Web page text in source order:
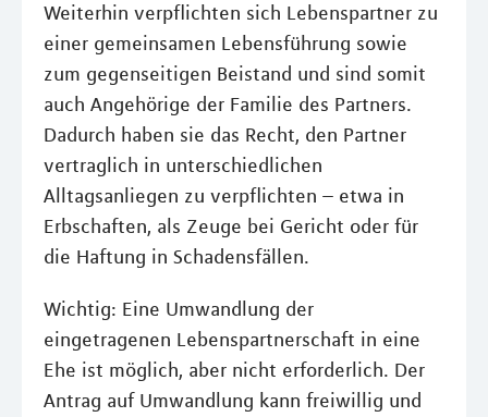
Weiterhin verpflichten sich Lebenspartner zu
einer gemeinsamen Lebensführung sowie
zum gegenseitigen Beistand und sind somit
auch Angehörige der Familie des Partners.
Dadurch haben sie das Recht, den Partner
vertraglich in unterschiedlichen
Alltagsanliegen zu verpflichten – etwa in
Erbschaften, als Zeuge bei Gericht oder für
die Haftung in Schadensfällen.
Wichtig: Eine Umwandlung der
eingetragenen Lebenspartnerschaft in eine
Ehe ist möglich, aber nicht erforderlich. Der
Antrag auf Umwandlung kann freiwillig und